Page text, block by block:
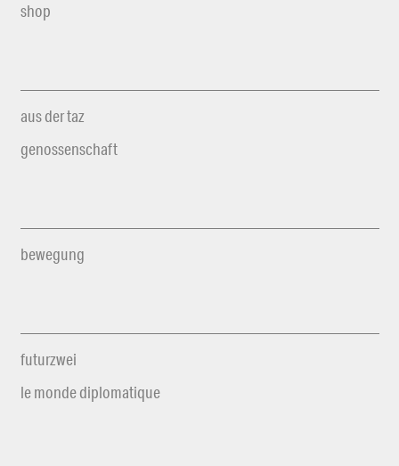
shop
aus der taz
genossenschaft
bewegung
futurzwei
le monde diplomatique